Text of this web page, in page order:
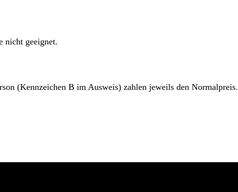
nicht geeignet.
(Kennzeichen B im Ausweis) zahlen jeweils den Normalpreis.